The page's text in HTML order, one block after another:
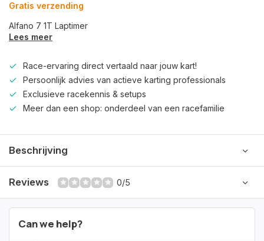
Gratis verzending
Alfano 7 1T Laptimer
Lees meer
Race-ervaring direct vertaald naar jouw kart!
Persoonlijk advies van actieve karting professionals
Exclusieve racekennis & setups
Meer dan een shop: onderdeel van een racefamilie
Beschrijving
Reviews 0/5
Can we help?